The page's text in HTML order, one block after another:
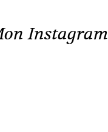
Instagram